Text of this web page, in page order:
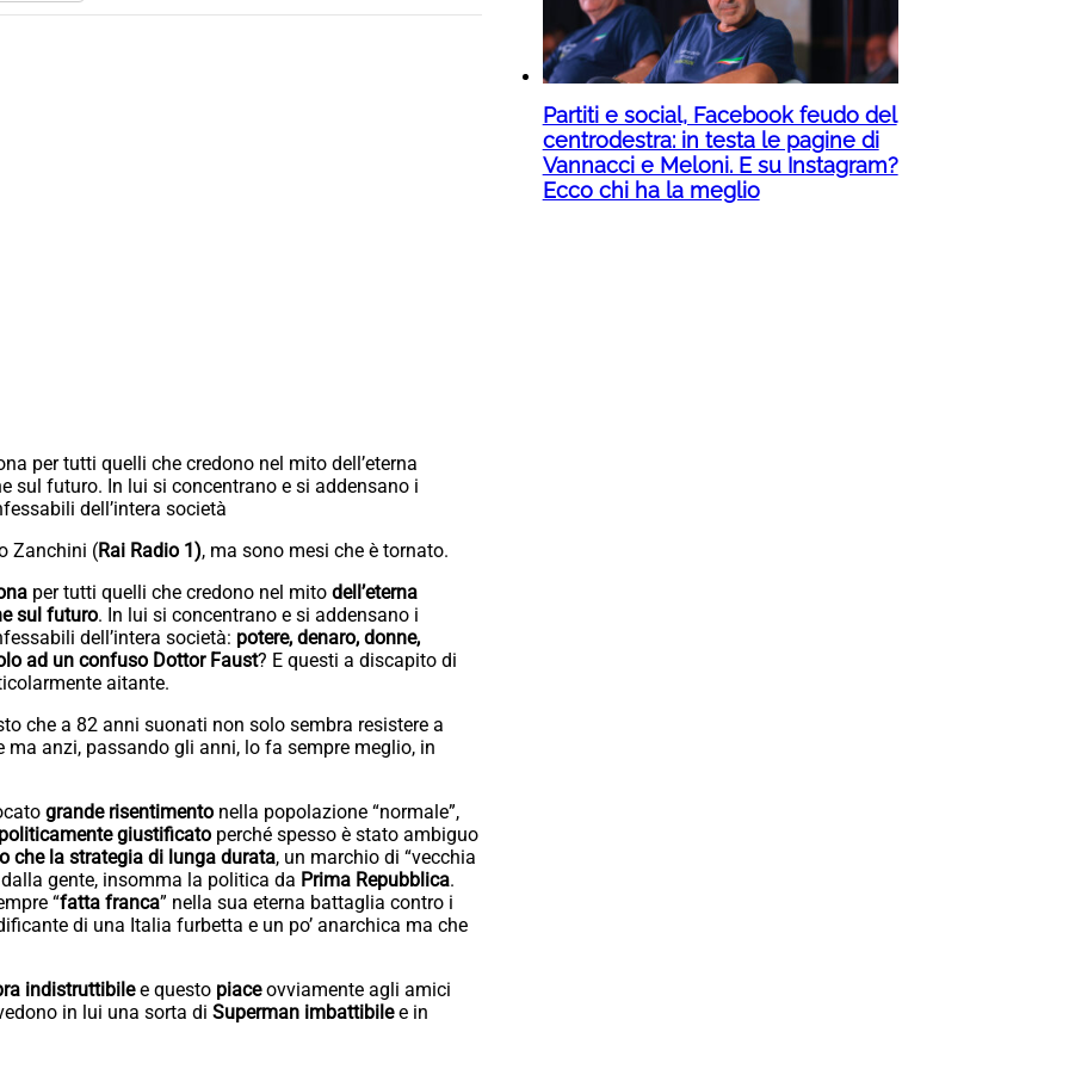
per tutti quelli che credono nel mito dell’eterna
sul futuro. In lui si concentrano e si addensano i
dell’intera società
Zanchini (Rai Radio 1), ma sono mesi che è tornato.
per tutti quelli che credono nel mito dell’eterna
sul futuro. In lui si concentrano e si addensano i
dell’intera società: potere, denaro, donne,
ad un confuso Dottor Faust? E questi a discapito di
aitante.
che a 82 anni suonati non solo sembra resistere a
anzi, passando gli anni, lo fa sempre meglio, in
grande risentimento nella popolazione “normale”,
giustificato perché spesso è stato ambiguo
che la strategia di lunga durata, un marchio di “vecchia
gente, insomma la politica da Prima Repubblica.
“fatta franca” nella sua eterna battaglia contro i
di una Italia furbetta e un po’ anarchica ma che
indistruttibilee questo piaceovviamente agli amici
in lui una sorta di Superman imbattibilee in
Partiti e social, Facebook feudo del
centrodestra: in testa le pagine di
Vannacci e Meloni. E su Instagram?
Ecco chi ha la meglio